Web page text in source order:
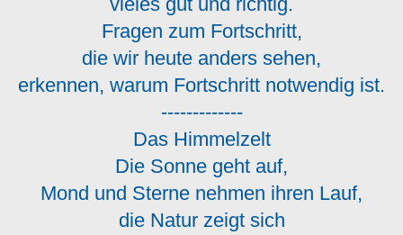
Fragen zum Fortschritt,
die wir heute anders sehen,
erkennen, warum Fortschritt notwendig ist.
-------------
Das Himmelzelt
Die Sonne geht auf,
Mond und Sterne nehmen ihren Lauf,
die Natur zeigt sich